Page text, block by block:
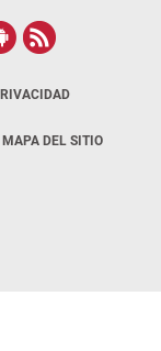
MAPA DEL SITIO